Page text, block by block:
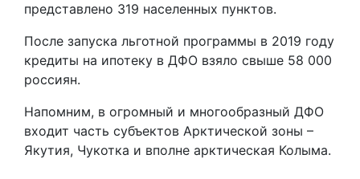
представлено 319 населенных пунктов.
После запуска льготной программы в 2019 году
кредиты на ипотеку в ДФО взяло свыше 58 000
россиян.
Напомним, в огромный и многообразный ДФО
входит часть субъектов Арктической зоны –
Якутия, Чукотка и вполне арктическая Колыма.